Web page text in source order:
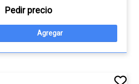
Pedir precio